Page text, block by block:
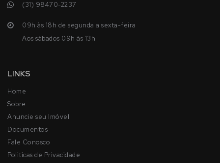
(31) 98470-2237
09h às 18h de segunda a sexta-feira
Aos sábados 09h às 13h
LINKS
Home
Sobre
Anuncie seu Imóvel
Documentos
Fale Conosco
Politicas de Privacidade